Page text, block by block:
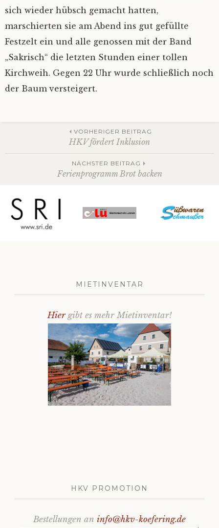
sich wieder hübsch gemacht hatten,
marschierten sie am Abend ins gut gefüllte
Festzelt ein und alle genossen mit der Band
„Sakrisch“ die letzten Stunden einer tollen
Kirchweih. Gegen 22 Uhr wurde schließlich noch
der Baum versteigert.
Beitrags-
Navigation
VORHERIGER BEITRAG
HKV fördert Inklusion
NÄCHSTER BEITRAG
Ferienprogramm Brot backen
MIETINVENTAR
Hiergibt es mehr Mietinventar!
HKV PROMOTION
Bestellungen an info@hkv-koefering.de